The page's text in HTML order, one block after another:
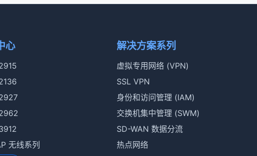
心
无线系列
解决方案系列
虚拟专用网络 (VPN)
SSL VPN
身份和访问管理 (IAM)
交换机集中管理 (SWM)
SD-WAN 数据分流
热点网络